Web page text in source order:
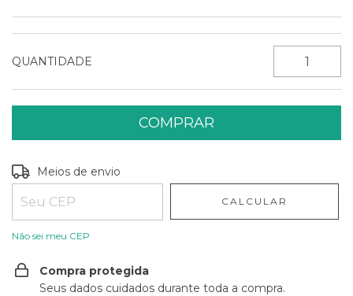
QUANTIDADE
Entregas para o CEP:
Meios de envio
CALCULAR
Não sei meu CEP
Compra protegida
Seus dados cuidados durante toda a compra.